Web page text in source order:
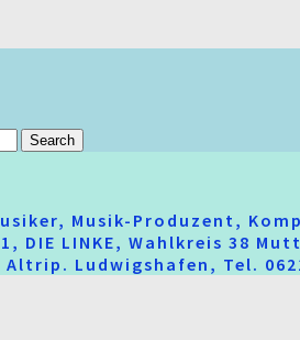
Musik-Produzent,
DIE LINKE, Wahlkreis 38
Ludwigshafen, Tel.